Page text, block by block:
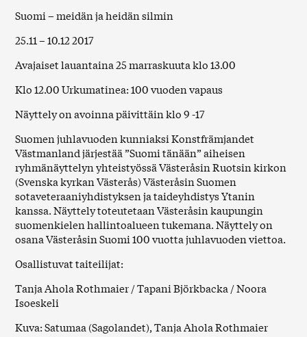
Suomi – meidän ja heidän silmin
25.11 – 10.12 2017
Avajaiset lauantaina 25 marraskuuta klo 13.00
Klo 12.00 Urkumatinea: 100 vuoden vapaus
Näyttely on avoinna päivittäin klo 9 -17
Suomen juhlavuoden kunniaksi Konstfrämjandet
Västmanland järjestää ”Suomi tänään” aiheisen
ryhmänäyttelyn yhteistyössä Västeråsin Ruotsin kirkon
(Svenska kyrkan Västerås) Västeråsin Suomen
sotaveteraaniyhdistyksen ja taideyhdistys Ytanin
kanssa. Näyttely toteutetaan Västeråsin kaupungin
suomenkielen hallintoalueen tukemana. Näyttely on
osana Västeråsin Suomi 100 vuotta juhlavuoden viettoa.
Osallistuvat taiteilijat:
Tanja Ahola Rothmaier / Tapani Björkbacka / Noora
Isoeskeli
Kuva: Satumaa (Sagolandet), Tanja Ahola Rothmaier